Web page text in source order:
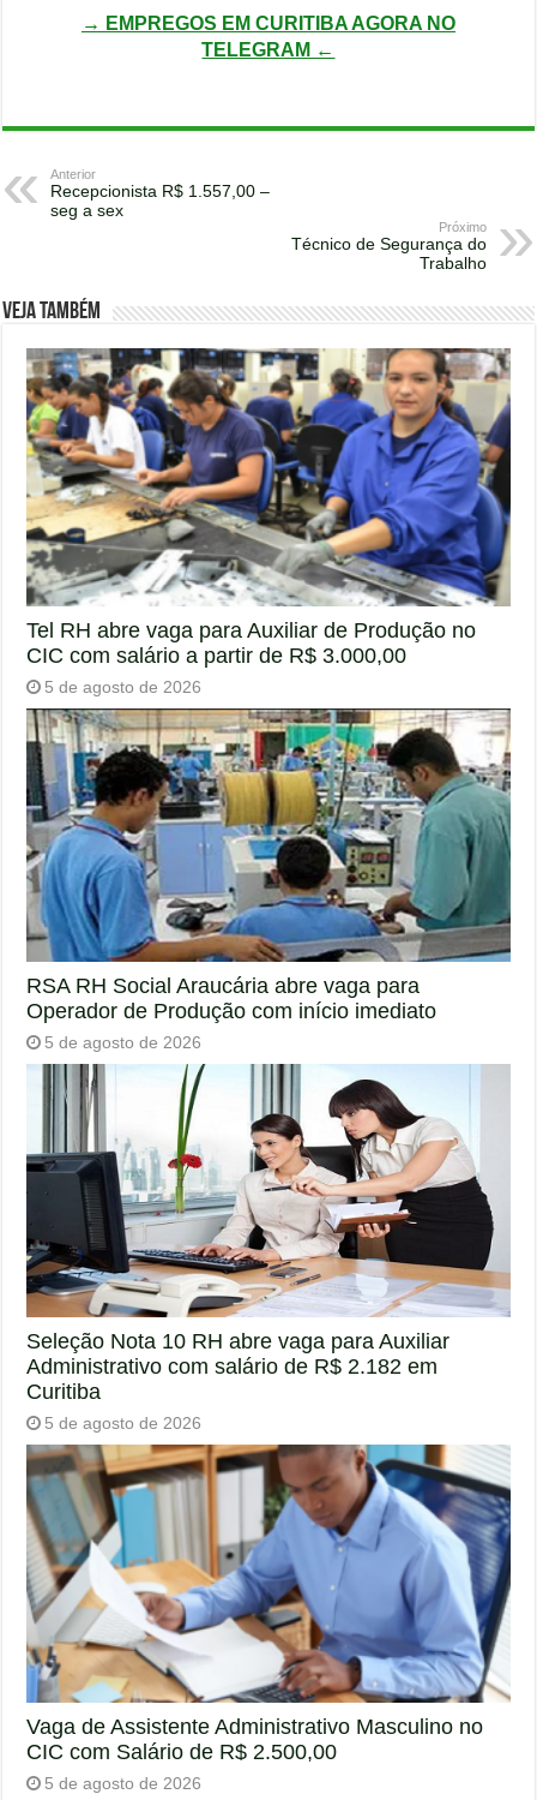
→ EMPREGOS EM CURITIBA AGORA NO
TELEGRAM ←
Anterior
Recepcionista R$ 1.557,00 –
seg a sex
Próximo
Técnico de Segurança do
Trabalho
Veja também
Tel RH abre vaga para Auxiliar de Produção no
CIC com salário a partir de R$ 3.000,00
5 de agosto de 2026
RSA RH Social Araucária abre vaga para
Operador de Produção com início imediato
5 de agosto de 2026
Seleção Nota 10 RH abre vaga para Auxiliar
Administrativo com salário de R$ 2.182 em
Curitiba
5 de agosto de 2026
Vaga de Assistente Administrativo Masculino no
CIC com Salário de R$ 2.500,00
5 de agosto de 2026